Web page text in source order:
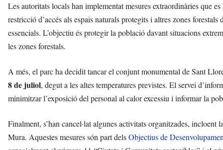
Les autoritats locals han implementat mesures extraordinàries que
restricció d’accés als espais naturals protegits i altres zones
essencials. L’objectiu és protegir la població davant situacions
les zones forestals.
A més, el parc ha decidit tancar el conjunt monumental de Sant
8 de juliol, degut a les altes temperatures previstes. El servei
minimitzar l’exposició del personal al calor excessiu i informar la
Finalment, s’han cancel·lat algunes activitats organitzades,
Mura. Aquestes mesures són part delsObjectius de